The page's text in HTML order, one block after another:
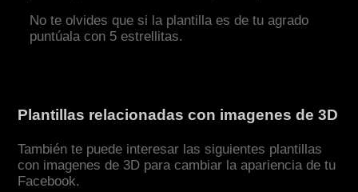
No te olvides que si la plantilla es de tu agrado
puntúala con 5 estrellitas.
Plantillas relacionadas con imagenes de 3D
También te puede interesar las siguientes plantillas
con imagenes de 3D para cambiar la apariencia de tu
Facebook.